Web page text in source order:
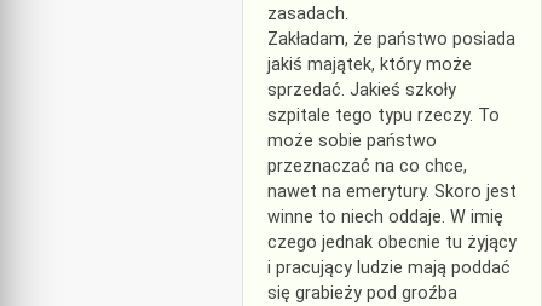
zasadach.
Zakładam, że państwo posiada
jakiś majątek, który może
sprzedać. Jakieś szkoły
szpitale tego typu rzeczy. To
może sobie państwo
przeznaczać na co chce,
nawet na emerytury. Skoro jest
winne to niech oddaje. W imię
czego jednak obecnie tu żyjący
i pracujący ludzie mają poddać
się grabieży pod groźba